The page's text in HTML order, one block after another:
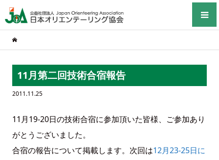
11月第二回技術合宿報告
2011.11.25
11月19-20日の技術合宿に参加頂いた皆様、ご参加あり
がとうございました。
合宿の報告について掲載します。次回は12月23-25日に